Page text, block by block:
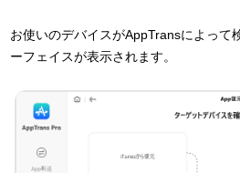
お使いのデバイスがAppTransによって
ーフェイスが表示されます。